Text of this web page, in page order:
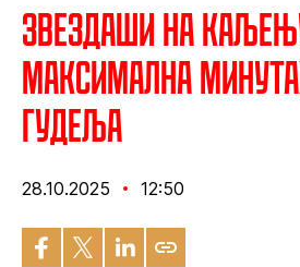
Звездаши на
Максимална
Гудеља
28.10.2025 12:50